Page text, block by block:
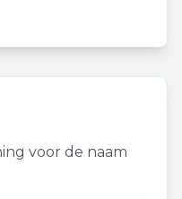
voor de naam